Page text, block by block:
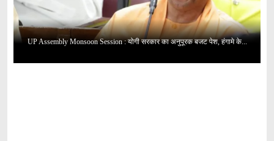
UP Assembly Monsoon Session : योगी सरकार का अनुपूरक बजट पेश, हंगामे के...